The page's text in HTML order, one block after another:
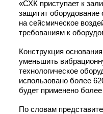
«СХК приступает к
защитит оборудование
на сейсмическое
требованиям к
Конструкция
уменьшить
технологическое
использовано более
будет применено
По словам